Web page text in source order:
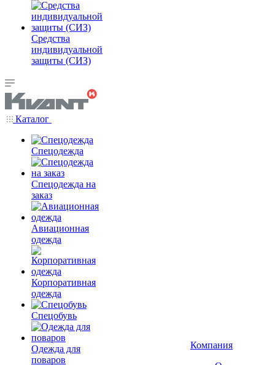
Средства
индивидуальной
защиты (СИЗ)
Каталог
Спецодежда
Спецодежда на
заказ
Авиационная
одежда
Корпоративная
одежда
Спецобувь
Одежда для
поваров
Компания